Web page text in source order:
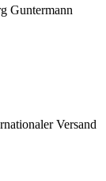
Guntermann
Versand